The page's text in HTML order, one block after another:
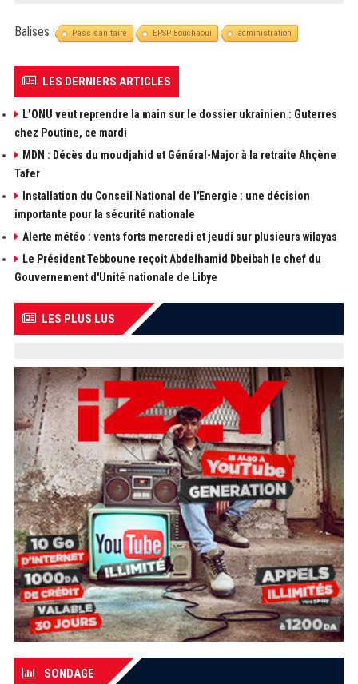
Balises : Pass sanitaire EPSP Bouchaoui administration
LES DERNIERS ARTICLES
L’ONU veut reprendre la main sur le dossier ukrainien : Guterres
chez Poutine, ce mardi
MDN : Décès du moudjahid et Général-Major à la retraite Ahçène
Tafer
Installation du Conseil National de l'Energie : une décision
importante pour la sécurité nationale
Alerte météo : vents forts mercredi et jeudi sur plusieurs wilayas
Le Président Tebboune reçoit Abdelhamid Dbeibah le chef du
Gouvernement d'Unité nationale de Libye
LES PLUS LUS
SONDAGE